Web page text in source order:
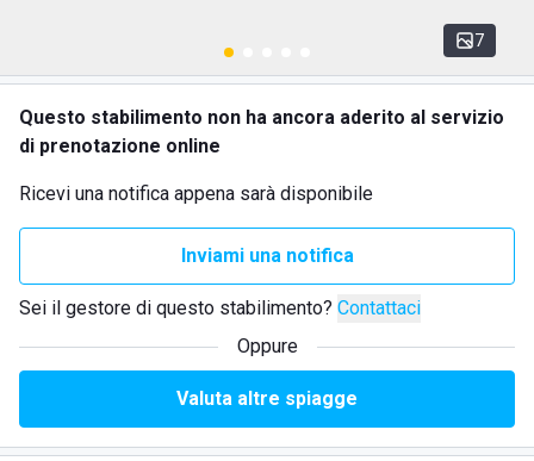
7
Questo stabilimento non ha ancora aderito al servizio
di prenotazione online
Ricevi una notifica appena sarà disponibile
Inviami una notifica
Sei il gestore di questo stabilimento? Contattaci
Oppure
Valuta altre spiagge